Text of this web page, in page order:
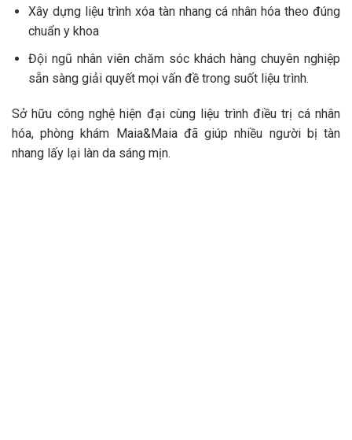
Xây dựng liệu trình xóa tàn nhang cá nhân hóa theo đúng
chuẩn y khoa
Đội ngũ nhân viên chăm sóc khách hàng chuyên nghiệp
sẵn sàng giải quyết mọi vấn đề trong suốt liệu trình.
Sở hữu công nghệ hiện đại cùng liệu trình điều trị cá nhân
hóa, phòng khám Maia&Maia đã giúp nhiều người bị tàn
nhang lấy lại làn da sáng mịn.